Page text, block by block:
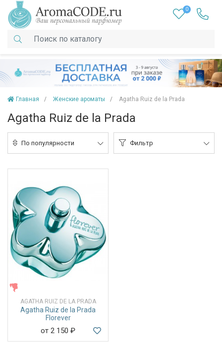
0
Главная Женские ароматы Agatha Ruiz de la Prada
Agatha Ruiz de la Prada
По популярности Фильтр
AGATHA RUIZ DE LA PRADA
Agatha Ruiz de la Prada
Florever
от 2 150 ₽